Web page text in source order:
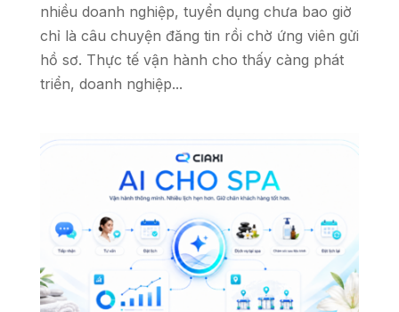
nhiều doanh nghiệp, tuyển dụng chưa bao giờ
chỉ là câu chuyện đăng tin rồi chờ ứng viên gửi
hồ sơ. Thực tế vận hành cho thấy càng phát
triển, doanh nghiệp...